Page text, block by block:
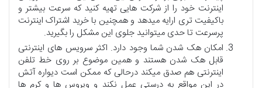
اینترنت خود را از شرکت هایی تهیه کنید که سرعت بیشتر و
باکیفیت تری ارایه میدهد و همچنین با خرید اشتراک اینترنت
پرسرعت تا حدی میتوانید جلوی این مشکل را بگیرید.
امکان هک شدن شما وجود دارد. اکثر سرویس های اینترنتی
قابل هک شدن هستند و همین موضوع بر روی خط تلفن
اینترنتی هم صدق میکند درحالی که ممکن است دیواره آتش
در این مواقع به درستی عمل نکند و ویروس ها و کرم ها